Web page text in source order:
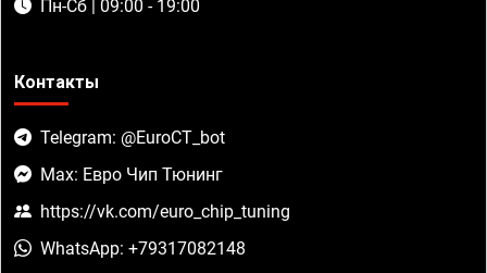
Пн-Сб | 09:00 - 19:00
Контакты
Telegram: @EuroCT_bot
Max: Евро Чип Тюнинг
https://vk.com/euro_chip_tuning
WhatsApp: +79317082148